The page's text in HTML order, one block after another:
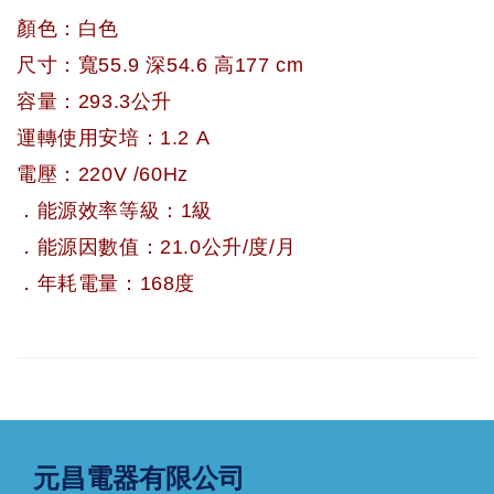
顏色：白色
尺寸：寬55.9 深54.6 高177 cm
容量：293.3公升
運轉使用安培：1.2 A
電壓：220V /60Hz
．能源效率等級：1級
．能源因數值：21.0公升/度/月
．年耗電量：168度
元昌電器有限公司